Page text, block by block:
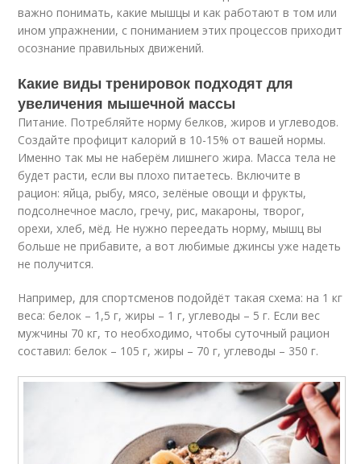
важно понимать, какие мышцы и как работают в том или
ином упражнении, с пониманием этих процессов приходит
осознание правильных движений.
Какие виды тренировок подходят для
увеличения мышечной массы
Питание. Потребляйте норму белков, жиров и углеводов.
Создайте профицит калорий в 10-15% от вашей нормы.
Именно так мы не наберём лишнего жира. Масса тела не
будет расти, если вы плохо питаетесь. Включите в
рацион: яйца, рыбу, мясо, зелёные овощи и фрукты,
подсолнечное масло, гречу, рис, макароны, творог,
орехи, хлеб, мёд. Не нужно переедать норму, мышц вы
больше не прибавите, а вот любимые джинсы уже надеть
не получится.
Например, для спортсменов подойдёт такая схема: на 1 кг
веса: белок – 1,5 г, жиры – 1 г, углеводы – 5 г. Если вес
мужчины 70 кг, то необходимо, чтобы суточный рацион
составил: белок – 105 г, жиры – 70 г, углеводы – 350 г.